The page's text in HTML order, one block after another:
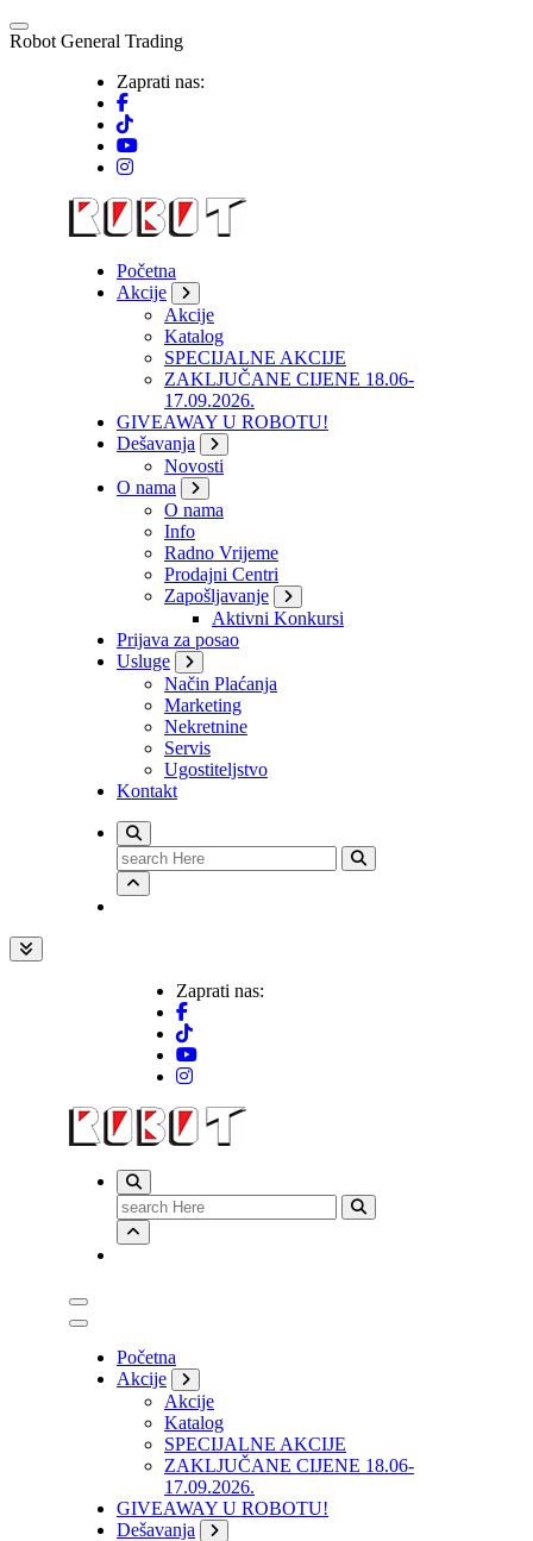
Skip
to
Robot General Trading
Zaprati nas:
Početna
Akcije
Akcije
Katalog
SPECIJALNE AKCIJE
ZAKLJUČANE CIJENE 18.06-
17.09.2026.
GIVEAWAY U ROBOTU!
Dešavanja
Novosti
O nama
O nama
Info
Radno Vrijeme
Prodajni Centri
Zapošljavanje
Aktivni Konkursi
Prijava za posao
Usluge
Način Plaćanja
Marketing
Nekretnine
Servis
Ugostiteljstvo
Kontakt
Search
for:
Zaprati nas:
Search
for:
Početna
Akcije
Akcije
Katalog
SPECIJALNE AKCIJE
ZAKLJUČANE CIJENE 18.06-
17.09.2026.
GIVEAWAY U ROBOTU!
Dešavanja